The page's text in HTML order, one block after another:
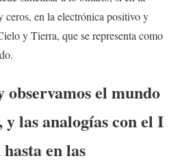
ceros, en la electrónica positivo y
y Tierra, que se representa como
observamos el mundo
las analogías con el I
en las